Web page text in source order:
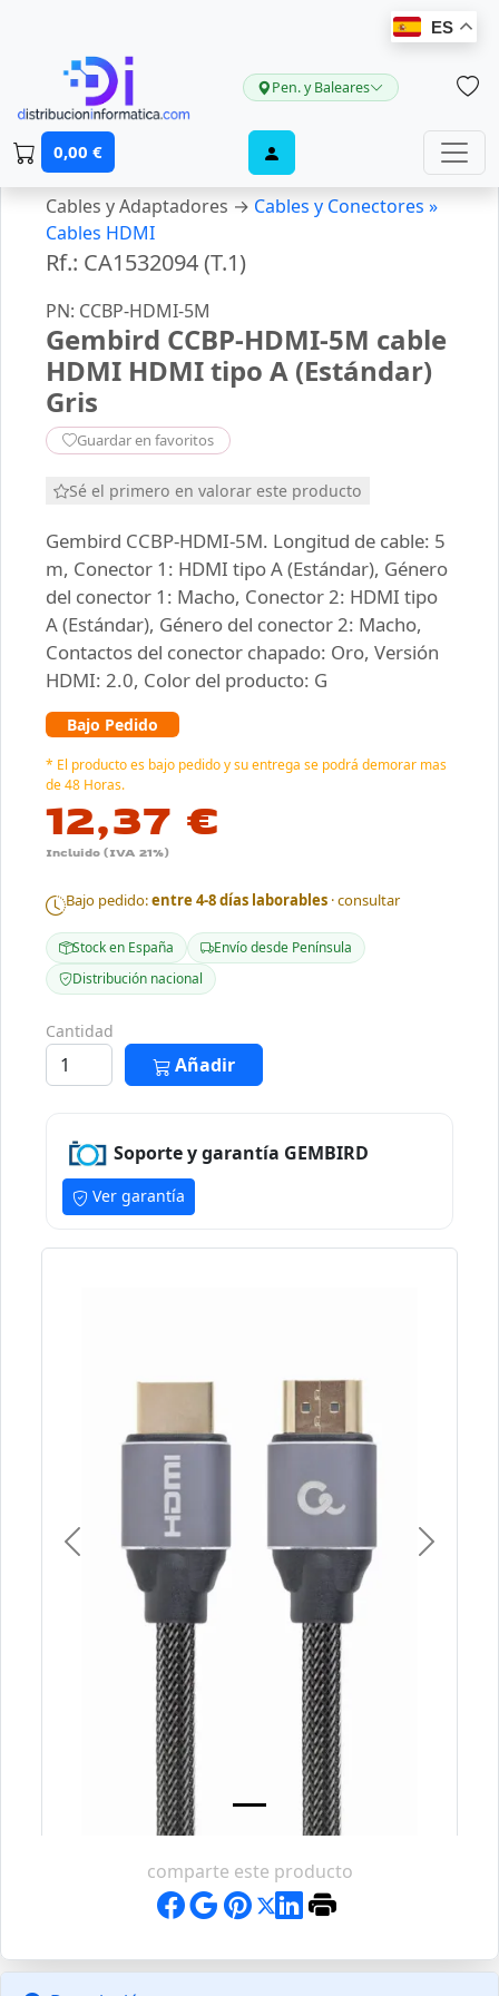
ES
Pen. y Baleares
0,00 €
Cables y Adaptadores → Cables y Conectores »
Cables HDMI
Rf.: CA1532094 (T.1)
PN: CCBP-HDMI-5M
Gembird CCBP-HDMI-5M cable
HDMI HDMI tipo A (Estándar)
Gris
Guardar en favoritos
Sé el primero en valorar este producto
Gembird CCBP-HDMI-5M. Longitud de cable: 5
m, Conector 1: HDMI tipo A (Estándar), Género
del conector 1: Macho, Conector 2: HDMI tipo
A (Estándar), Género del conector 2: Macho,
Contactos del conector chapado: Oro, Versión
HDMI: 2.0, Color del producto: G
Bajo Pedido
* El producto es bajo pedido y su entrega se podrá demorar mas
de 48 Horas.
12,37 €
Incluido (IVA 21%)
Bajo pedido:entre 4-8 días laborables · consultar
Stock en España
Envío desde Península
Distribución nacional
Cantidad
Añadir
Soporte y garantía GEMBIRD
Ver garantía
Previous Next
comparte este producto